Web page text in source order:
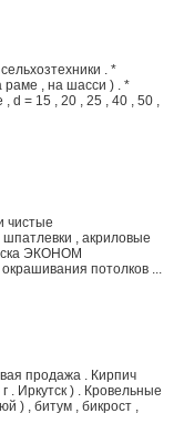
. *
раме , на шасси ) . *
= 15 , 20 , 25 , 40 , 50 ,
чистые
, акриловые
ЭКОНОМ
потолков ...
продажа . Кирпич
. Иркутск ) . Кровельные
) , битум , бикрост ,